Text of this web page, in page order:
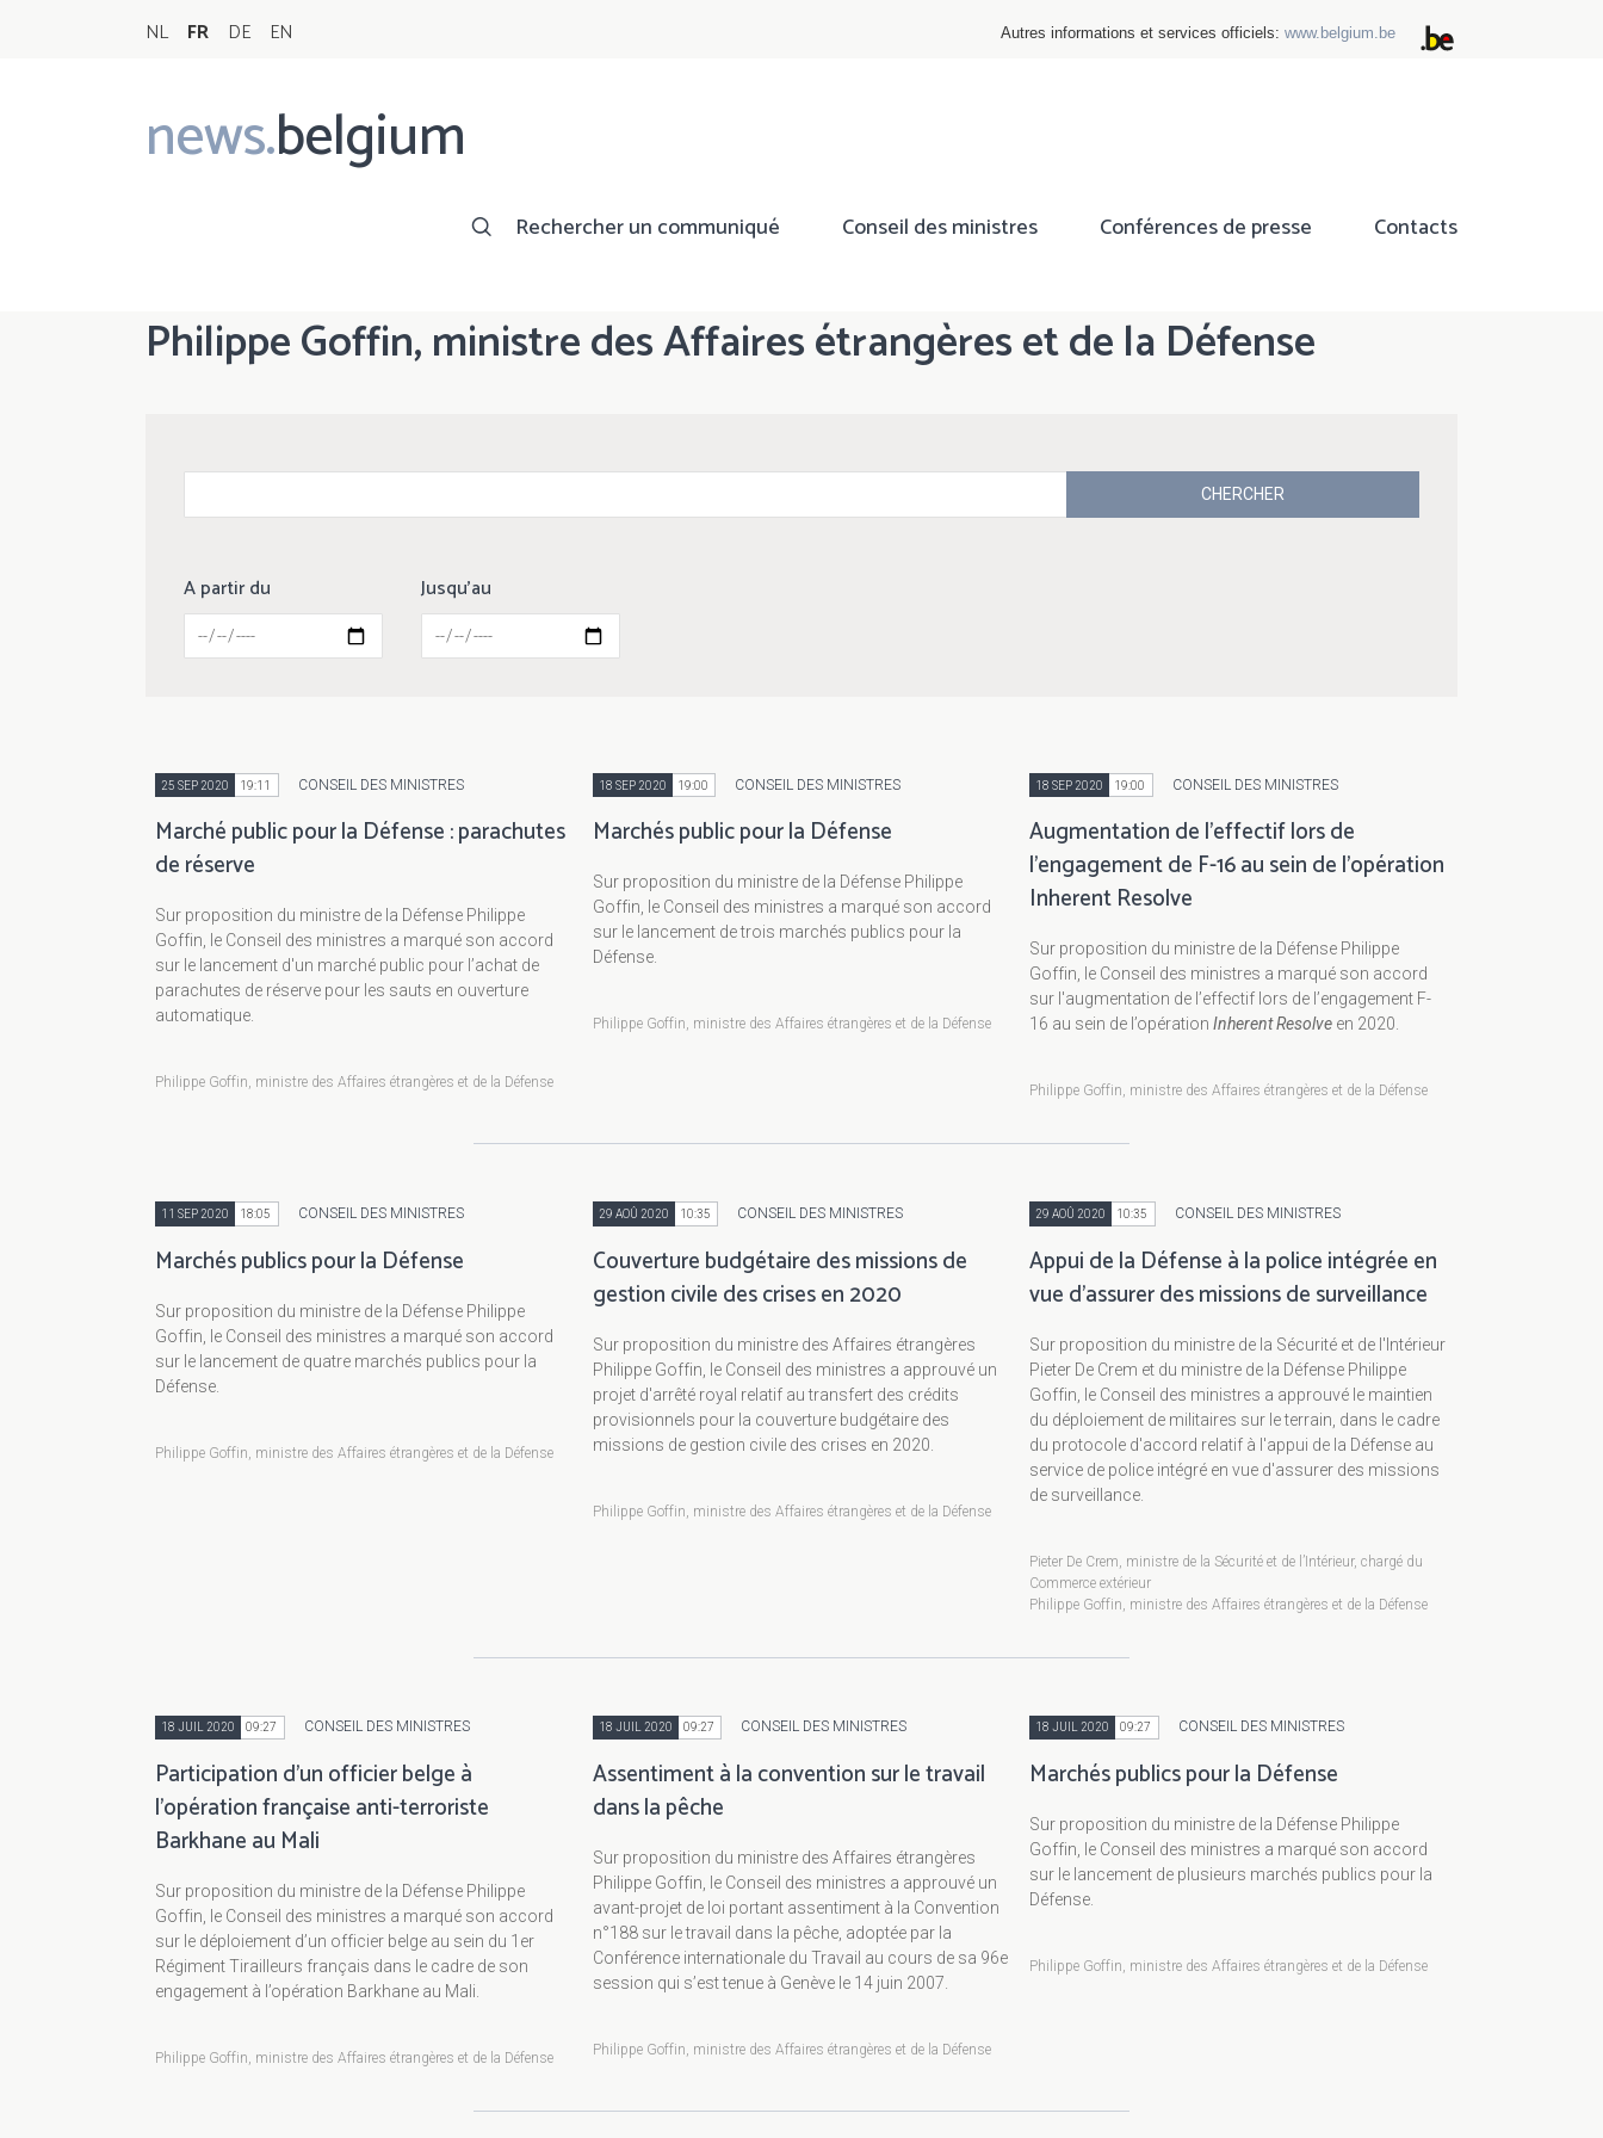
NL FR DE EN Autres informations et services officiels: www.belgium.be
news.belgium
Main
navigation
Rechercher un communiqué Conseil des ministres Conférences de presse Contacts
Philippe Goffin, ministre des Affaires étrangères et de la Défense
A partir du Jusqu'au
25 SEP 2020 19:11 CONSEIL DES MINISTRES
Marché public pour la Défense : parachutes
de réserve
Sur proposition du ministre de la Défense Philippe
Goffin, le Conseil des ministres a marqué son accord
sur le lancement d'un marché public pour l’achat de
parachutes de réserve pour les sauts en ouverture
automatique.
Philippe Goffin, ministre des Affaires étrangères et de la Défense
18 SEP 2020 19:00 CONSEIL DES MINISTRES
Marchés public pour la Défense
Sur proposition du ministre de la Défense Philippe
Goffin, le Conseil des ministres a marqué son accord
sur le lancement de trois marchés publics pour la
Défense.
Philippe Goffin, ministre des Affaires étrangères et de la Défense
18 SEP 2020 19:00 CONSEIL DES MINISTRES
Augmentation de l’effectif lors de
l'engagement de F-16 au sein de l'opération
Inherent Resolve
Sur proposition du ministre de la Défense Philippe
Goffin, le Conseil des ministres a marqué son accord
sur l'augmentation de l’effectif lors de l’engagement F-
16 au sein de l’opérationInherent Resolve en 2020.
Philippe Goffin, ministre des Affaires étrangères et de la Défense
11 SEP 2020 18:05 CONSEIL DES MINISTRES
Marchés publics pour la Défense
Sur proposition du ministre de la Défense Philippe
Goffin, le Conseil des ministres a marqué son accord
sur le lancement de quatre marchés publics pour la
Défense.
Philippe Goffin, ministre des Affaires étrangères et de la Défense
29 AOÛ 2020 10:35 CONSEIL DES MINISTRES
Couverture budgétaire des missions de
gestion civile des crises en 2020
Sur proposition du ministre des Affaires étrangères
Philippe Goffin, le Conseil des ministres a approuvé un
projet d'arrêté royal relatif au transfert des crédits
provisionnels pour la couverture budgétaire des
missions de gestion civile des crises en 2020.
Philippe Goffin, ministre des Affaires étrangères et de la Défense
29 AOÛ 2020 10:35 CONSEIL DES MINISTRES
Appui de la Défense à la police intégrée en
vue d'assurer des missions de surveillance
Sur proposition du ministre de la Sécurité et de l'Intérieur
Pieter De Crem et du ministre de la Défense Philippe
Goffin, le Conseil des ministres a approuvé le maintien
du déploiement de militaires sur le terrain, dans le cadre
du protocole d'accord relatif à l'appui de la Défense au
service de police intégré en vue d'assurer des missions
de surveillance.
Pieter De Crem, ministre de la Sécurité et de l’Intérieur, chargé du
Commerce extérieur
Philippe Goffin, ministre des Affaires étrangères et de la Défense
18 JUIL 2020 09:27 CONSEIL DES MINISTRES
Participation d'un officier belge à
l'opération française anti-terroriste
Barkhane au Mali
Sur proposition du ministre de la Défense Philippe
Goffin, le Conseil des ministres a marqué son accord
sur le déploiement d’un officier belge au sein du 1er
Régiment Tirailleurs français dans le cadre de son
engagement à l’opération Barkhane au Mali.
Philippe Goffin, ministre des Affaires étrangères et de la Défense
18 JUIL 2020 09:27 CONSEIL DES MINISTRES
Assentiment à la convention sur le travail
dans la pêche
Sur proposition du ministre des Affaires étrangères
Philippe Goffin, le Conseil des ministres a approuvé un
avant-projet de loi portant assentiment à la Convention
n°188 sur le travail dans la pêche, adoptée par la
Conférence internationale du Travail au cours de sa 96e
session qui s’est tenue à Genève le 14 juin 2007.
Philippe Goffin, ministre des Affaires étrangères et de la Défense
18 JUIL 2020 09:27 CONSEIL DES MINISTRES
Marchés publics pour la Défense
Sur proposition du ministre de la Défense Philippe
Goffin, le Conseil des ministres a marqué son accord
sur le lancement de plusieurs marchés publics pour la
Défense.
Philippe Goffin, ministre des Affaires étrangères et de la Défense